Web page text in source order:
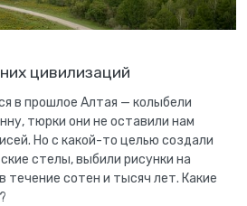
цивилизаций
в прошлое Алтая — колыбели
тюрки они не оставили нам
Но с какой-то целью создали
стелы, выбили рисунки на
течение сотен и тысяч лет. Какие